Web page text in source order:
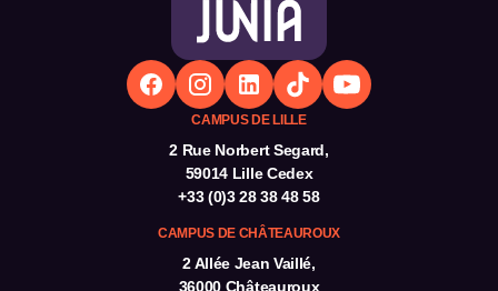
CAMPUS DE LILLE
2 Rue Norbert Segard,
59014 Lille Cedex
+33 (0)3 28 38 48 58
CAMPUS DE CHÂTEAUROUX
2 Allée Jean Vaillé,
36000 Châteauroux